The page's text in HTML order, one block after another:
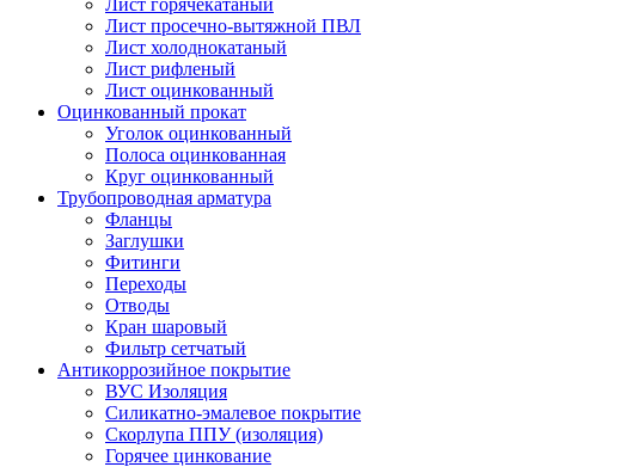
Лист горячекатаный
Лист просечно-вытяжной ПВЛ
Лист холоднокатаный
Лист рифленый
Лист оцинкованный
Оцинкованный прокат
Уголок оцинкованный
Полоса оцинкованная
Круг оцинкованный
Трубопроводная арматура
Фланцы
Заглушки
Фитинги
Переходы
Отводы
Кран шаровый
Фильтр сетчатый
Антикоррозийное покрытие
ВУС Изоляция
Силикатно-эмалевое покрытие
Скорлупа ППУ (изоляция)
Горячее цинкование